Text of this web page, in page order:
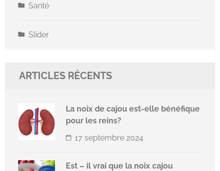
Santé
Slider
ARTICLES RÉCENTS
La noix de cajou est-elle bénéfique
pour les reins?
17 septembre 2024
Est – il vrai que la noix cajou